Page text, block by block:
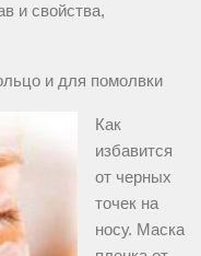
и свойства,
и для помолвки
Как
избавится
от черных
точек на
носу. Маска